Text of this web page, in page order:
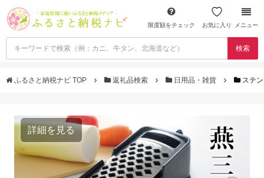
限度額をチェック お気に入り メニュー
検索
ふるさと納税ナビ TOP 返礼品検索 日用品・雑貨 ステ
詳細を見る